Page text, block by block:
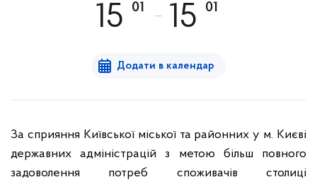
15 01 15 01
Додати в календар
За сприяння Київської міської та районних у м. Києві
державних адміністрацій з метою більш повного
задоволення потреб споживачів столиці